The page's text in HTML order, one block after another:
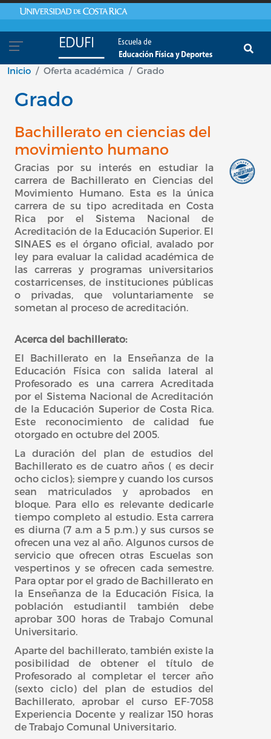
Pasar al contenido principal
Inicio Oferta académica Grado
Grado
Bachillerato en ciencias del
movimiento humano
Gracias por su interés en estudiar la
carrera de Bachillerato en Ciencias del
Movimiento Humano. Esta es la única
carrera de su tipo acreditada en Costa
Rica por el Sistema Nacional de
Acreditación de la Educación Superior. El
SINAES es el órgano oficial, avalado por
ley para evaluar la calidad académica de
las carreras y programas universitarios
costarricenses, de instituciones públicas
o privadas, que voluntariamente se
sometan al proceso de acreditación.
Acerca del bachillerato:
El Bachillerato en la Enseñanza de la
Educación Física con salida lateral al
Profesorado es una carrera Acreditada
por el Sistema Nacional de Acreditación
de la Educación Superior de Costa Rica.
Este reconocimiento de calidad fue
otorgado en octubre del 2005.
La duración del plan de estudios del
Bachillerato es de cuatro años ( es decir
ocho ciclos); siempre y cuando los cursos
sean matriculados y aprobados en
bloque. Para ello es relevante dedicarle
tiempo completo al estudio. Esta carrera
es diurna (7 a.m a 5 p.m.) y sus cursos se
ofrecen una vez al año. Algunos cursos de
servicio que ofrecen otras Escuelas son
vespertinos y se ofrecen cada semestre.
Para optar por el grado de Bachillerato en
la Enseñanza de la Educación Física, la
población estudiantil también debe
aprobar 300 horas de Trabajo Comunal
Universitario.
Aparte del bachillerato, también existe la
posibilidad de obtener el título de
Profesorado al completar el tercer año
(sexto ciclo) del plan de estudios del
Bachillerato, aprobar el curso EF-7058
Experiencia Docente y realizar 150 horas
de Trabajo Comunal Universitario.